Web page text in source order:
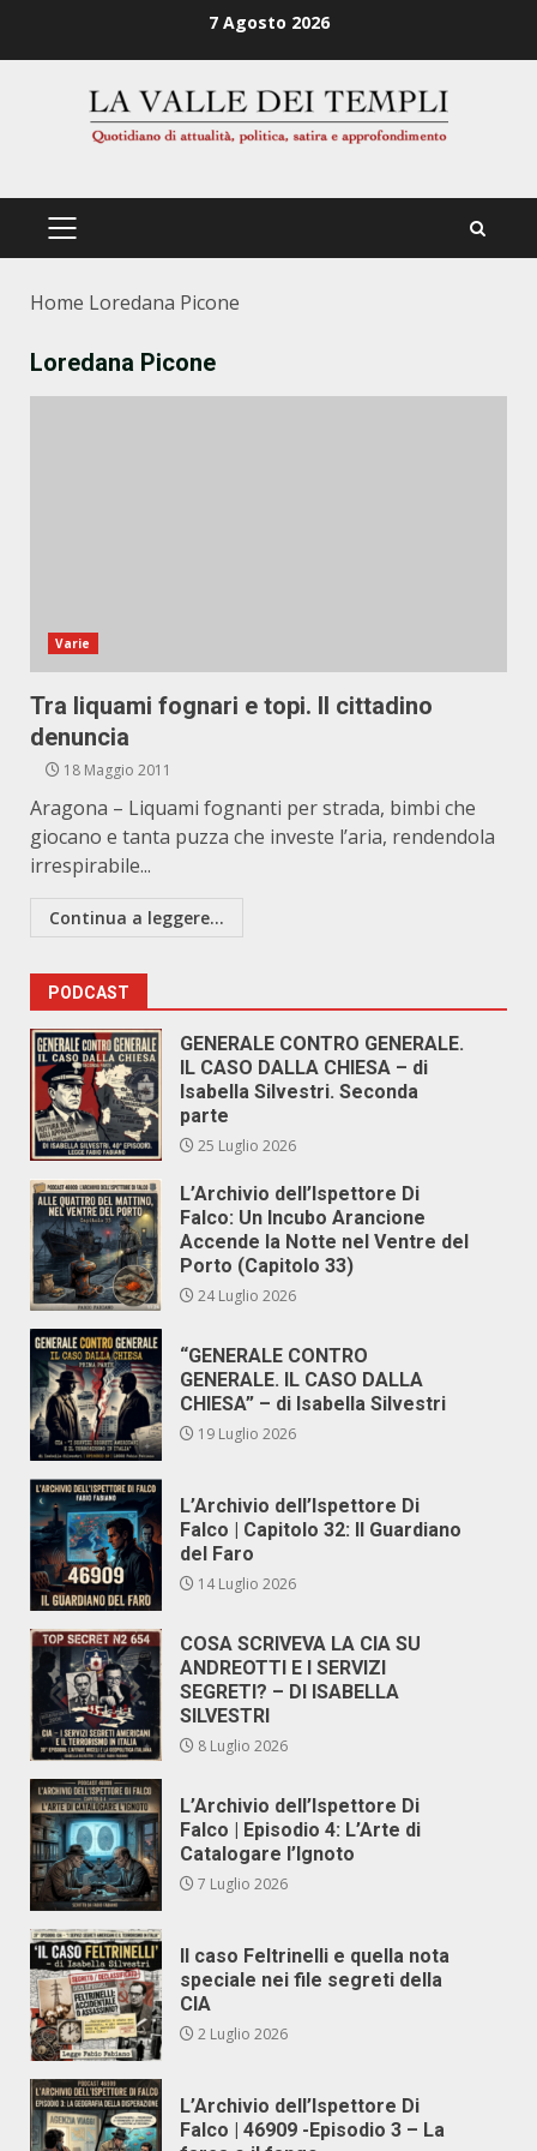
7 Agosto 2026
PRIMÄRES
Home Loredana Picone
Loredana Picone
Varie
Tra liquami fognari e topi. Il cittadino
denuncia
18 Maggio 2011
Aragona – Liquami fognanti per strada, bimbi che
giocano e tanta puzza che investe l’aria, rendendola
irrespirabile...
Continua a leggere...
PODCAST
GENERALE CONTRO GENERALE.
IL CASO DALLA CHIESA – di
Isabella Silvestri. Seconda
parte
25 Luglio 2026
L’Archivio dell’Ispettore Di
Falco: Un Incubo Arancione
Accende la Notte nel Ventre del
Porto (Capitolo 33)
24 Luglio 2026
“GENERALE CONTRO
GENERALE. IL CASO DALLA
CHIESA” – di Isabella Silvestri
19 Luglio 2026
L’Archivio dell’Ispettore Di
Falco | Capitolo 32: Il Guardiano
del Faro
14 Luglio 2026
COSA SCRIVEVA LA CIA SU
ANDREOTTI E I SERVIZI
SEGRETI? – DI ISABELLA
SILVESTRI
8 Luglio 2026
L’Archivio dell’Ispettore Di
Falco | Episodio 4: L’Arte di
Catalogare l’Ignoto
7 Luglio 2026
Il caso Feltrinelli e quella nota
speciale nei file segreti della
CIA
2 Luglio 2026
L’Archivio dell’Ispettore Di
Falco | 46909 -Episodio 3 – La